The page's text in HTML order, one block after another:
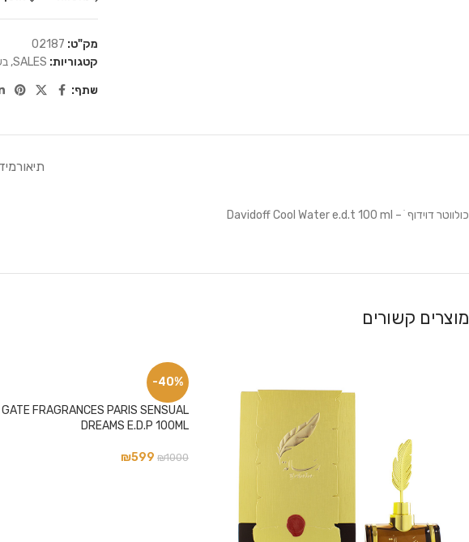
מק"ט: 02187
קטגוריות: SALES
,
שתף:
תיאור
כולווטר דוידוף ׁ – Davidoff Cool Water e.d.t 100 ml
מוצרים קשורים
-40%
FRAGRANCES PARIS SENSUAL
DREAMS E.D.P 100ML
₪1000
₪599